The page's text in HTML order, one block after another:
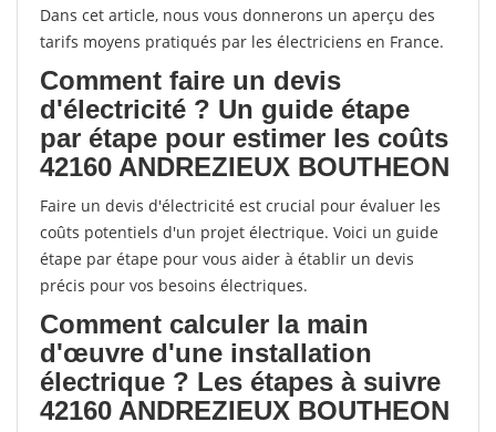
Dans cet article, nous vous donnerons un aperçu des
tarifs moyens pratiqués par les électriciens en France.
Comment faire un devis
d'électricité ? Un guide étape
par étape pour estimer les coûts
42160 ANDREZIEUX BOUTHEON
Faire un devis d'électricité est crucial pour évaluer les
coûts potentiels d'un projet électrique. Voici un guide
étape par étape pour vous aider à établir un devis
précis pour vos besoins électriques.
Comment calculer la main
d'œuvre d'une installation
électrique ? Les étapes à suivre
42160 ANDREZIEUX BOUTHEON